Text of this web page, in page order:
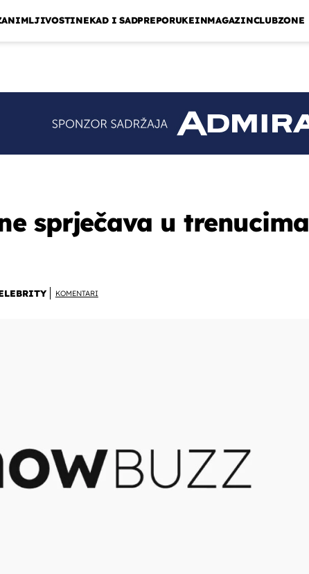
NEKAD I SADPREPORUKEINMAGAZINCLUBZONE
sprječava u trenucima
KOMENTARI